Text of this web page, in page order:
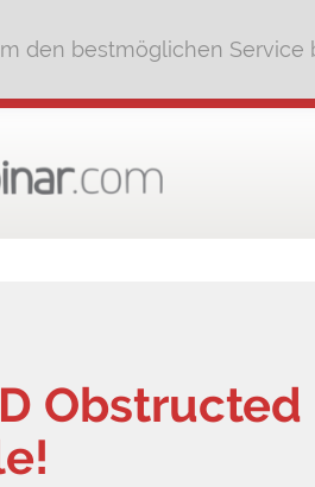
den bestmöglichen Service